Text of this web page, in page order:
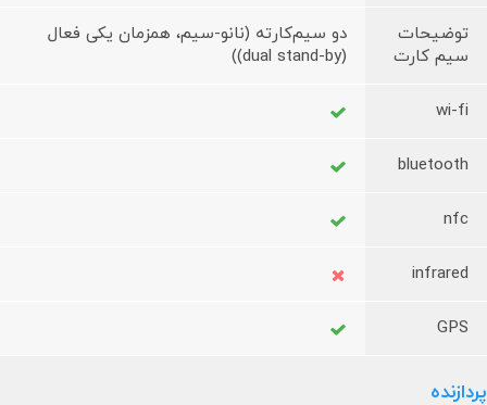
توضیحات
سیم کارت
دو سیم‌کارته (نانو-سیم، همزمان یکی فعال
(dual stand-by))
wi-fi
bluetooth
nfc
infrared
GPS
پردازنده